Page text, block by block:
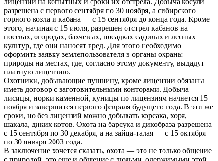
разрешена с первого сентября по 30 ноября, а сибирского
горного козла и кабана — с 15 сентября до конца года. Кроме
этого, начиная с 15 июля, разрешен отстрел кабанов на
посевах, огородах, бахчевых, посадках садовых и лесных
культур, где они наносят вред. Для этого необходимо
оформить заявку землепользователя в органы охраны
природы на местах, где, согласно этому документу, выдадут
платную лицензию.
Охотники, добывающие пушнину, кроме лицензии обязаны
иметь договор с заготовительными конторами. Добыча
лисицы, норки каменной, куницы по лицензиям начнется 15
ноября и завершится первого февраля будущего года. В эти же
сроки, но без лицензий можно добывать корсака, хоря,
шакала, диких котов. Охота на барсука и дикобраза разрешена
с 15 сентября по 30 декабря, а на зайца-талая — с 15 октября
по 30 января 2003 года.
В заключение хочется сказать, охота — это не только общение
с природой, это еще и общение с людьми, одержимыми этой